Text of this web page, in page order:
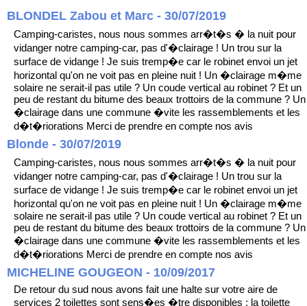
BLONDEL Zabou et Marc - 30/07/2019
Camping-caristes, nous nous sommes arr�t�s � la nuit pour
vidanger notre camping-car, pas d'�clairage ! Un trou sur la
surface de vidange ! Je suis tremp�e car le robinet envoi un jet
horizontal qu'on ne voit pas en pleine nuit ! Un �clairage m�me
solaire ne serait-il pas utile ? Un coude vertical au robinet ? Et un
peu de restant du bitume des beaux trottoirs de la commune ? Un
�clairage dans une commune �vite les rassemblements et les
d�t�riorations Merci de prendre en compte nos avis
Blonde - 30/07/2019
Camping-caristes, nous nous sommes arr�t�s � la nuit pour
vidanger notre camping-car, pas d'�clairage ! Un trou sur la
surface de vidange ! Je suis tremp�e car le robinet envoi un jet
horizontal qu'on ne voit pas en pleine nuit ! Un �clairage m�me
solaire ne serait-il pas utile ? Un coude vertical au robinet ? Et un
peu de restant du bitume des beaux trottoirs de la commune ? Un
�clairage dans une commune �vite les rassemblements et les
d�t�riorations Merci de prendre en compte nos avis
MICHELINE GOUGEON - 10/09/2017
De retour du sud nous avons fait une halte sur votre aire de
services 2 toilettes sont sens�es �tre disponibles : la toilette